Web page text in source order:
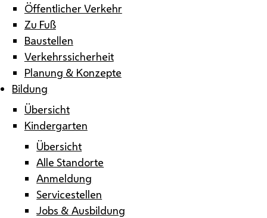
Öffentlicher Verkehr
Zu Fuß
Baustellen
Verkehrssicherheit
Planung & Konzepte
Bildung
Übersicht
Kindergarten
Übersicht
Alle Standorte
Anmeldung
Servicestellen
Jobs & Ausbildung